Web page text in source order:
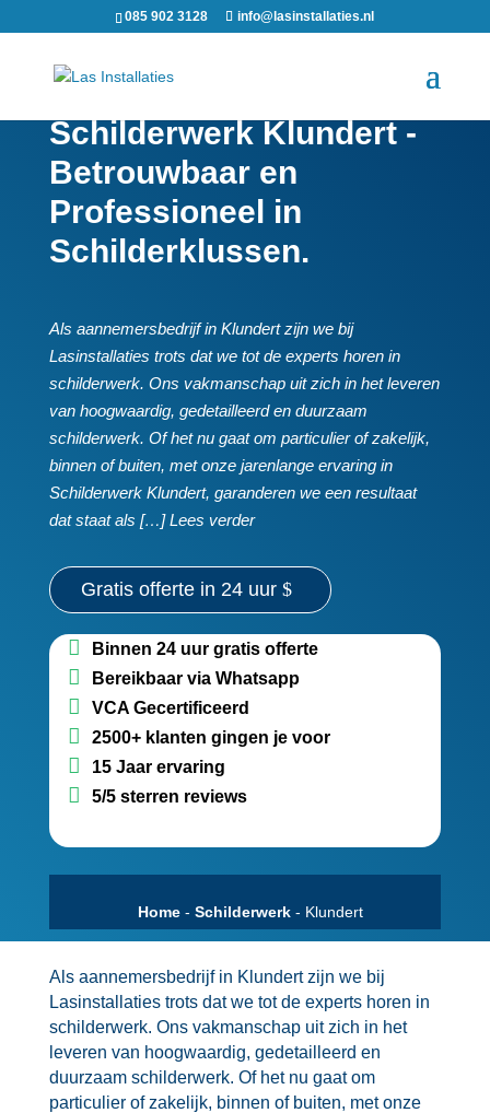
085 902 3128 info@lasinstallaties.nl
Schilderwerk Klundert -
Betrouwbaar en
Professioneel in
Schilderklussen.
Als aannemersbedrijf in Klundert zijn we bij
Lasinstallaties trots dat we tot de experts horen in
schilderwerk.​ Ons vakmanschap uit zich in het leveren
van hoogwaardig, gedetailleerd en duurzaam
schilderwerk.​ Of het nu gaat om particulier of zakelijk,
binnen of buiten, met onze jarenlange ervaring in
Schilderwerk Klundert, garanderen we een resultaat
dat staat als […] Lees verder
Gratis offerte in 24 uur
Binnen 24 uur gratis offerte
Bereikbaar via Whatsapp
VCA Gecertificeerd
2500+ klanten gingen je voor
15 Jaar ervaring
5/5 sterren reviews
Home- Schilderwerk- Klundert
Als aannemersbedrijf in Klundert zijn we bij
Lasinstallaties trots dat we tot de experts horen in
schilderwerk.​ Ons vakmanschap uit zich in het
leveren van hoogwaardig, gedetailleerd en
duurzaam schilderwerk.​ Of het nu gaat om
particulier of zakelijk, binnen of buiten, met onze